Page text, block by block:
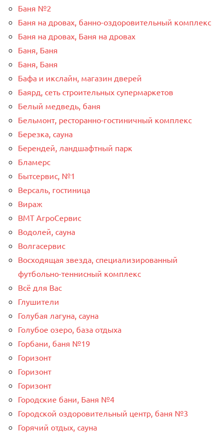
Баня №2
Баня на дровах, банно-оздоровительный комплекс
Баня на дровах, Баня на дровах
Баня, Баня
Баня, Баня
Бафа и икслайн, магазин дверей
Баярд, сеть строительных супермаркетов
Белый медведь, баня
Бельмонт, ресторанно-гостиничный комплекс
Березка, сауна
Берендей, ландшафтный парк
Бламерс
Бытсервис, №1
Версаль, гостиница
Вираж
ВМТ АгроСервис
Водолей, сауна
Волгасервис
Восходящая звезда, специализированный
футбольно-теннисный комплекс
Всё для Вас
Глушители
Голубая лагуна, сауна
Голубое озеро, база отдыха
Горбани, баня №19
Горизонт
Горизонт
Горизонт
Городские бани, Баня №4
Городской оздоровительный центр, баня №3
Горячий отдых, сауна